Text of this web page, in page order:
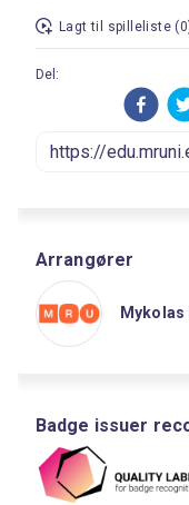
Lagt til spilleliste
Del:
Arrangører
Mykolas
Badge issuer